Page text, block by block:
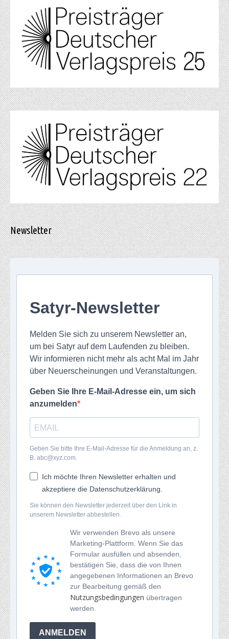
Newsletter
Satyr-Newsletter
Melden Sie sich zu unserem Newsletter an,
um bei Satyr auf dem Laufenden zu bleiben.
Wir informieren nicht mehr als acht Mal im Jahr
über Neuerscheinungen und Veranstaltungen.
Geben Sie Ihre E-Mail-Adresse ein, um sich
anzumelden
Geben Sie bitte Ihre E-Mail-Adresse für die Anmeldung an, z.
B. abc@xyz.com.
Ich möchte Ihren Newsletter erhalten und
akzeptiere die Datenschutzerklärung.
Sie können den Newsletter jederzeit über den Link in
unserem Newsletter abbestellen.
Wir verwenden Brevo als unsere
Marketing-Plattform. Wenn Sie das
Formular ausfüllen und absenden,
bestätigen Sie, dass die von Ihnen
angegebenen Informationen an Brevo
zur Bearbeitung gemäß den
Nutzungsbedingungen übertragen
werden.
ANMELDEN